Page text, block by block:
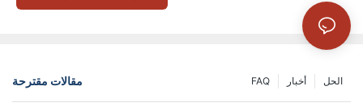
مقالات مقترحة الحل أخبار FAQ